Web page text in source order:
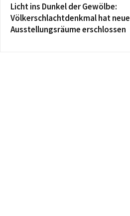
Licht ins Dunkel der Gewölbe:
Völkerschlachtdenkmal hat neue
Ausstellungsräume erschlossen